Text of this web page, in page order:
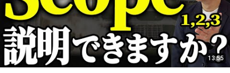
13:55